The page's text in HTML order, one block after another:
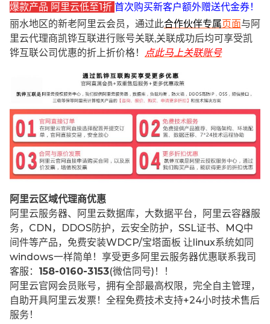
爆款产品 阿里云低至1折 首次购买新客户额外赠送代金券！
丽水地区的新老阿里云会员，通过此合作伙伴专属页面与阿
里云代理商凯铧互联进行账号关联,关联成功后均可享受凯
铧互联公司优惠的折上折价格！
点此马上关联账号
阿里云区域代理商优惠
阿里云服务器、阿里云数据库，大数据平台，阿里云容器服
务，CDN，DDOS防护，云安全防护，SSL证书、MQ中
间件等产品，免费安装WDCP/宝塔面板 让 linux系统如同
windows一样简单！享受更多阿里云服务器优惠联系我司
客服： 158-0160-3153(微信同号)！！
阿里云官网会员账号，拥有全部最高权限，完全自主管理，
自助开具阿里云发票！全程免费技术支持+24小时技术售后
服务！